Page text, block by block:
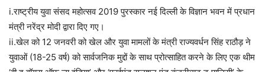
i.राष्ट्रीय युवा संसद महोत्सव 2019 पुरस्कार नई दिल्ली के विज्ञान भवन में प्रधान
मंत्री नरेंद्र मोदी द्वारा दिए गए।
ii.खेल को 12 जनवरी को खेल और युवा मामलों के मंत्री राज्यवर्धन सिंह राठौड़ ने
युवाओं (18-25 वर्ष) को सार्वजनिक मुद्दों के साथ प्रोत्साहित करने के लिए एक थीम